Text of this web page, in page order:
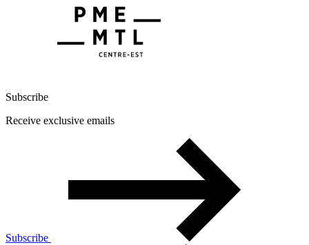
Subscribe
Receive exclusive emails
Subscribe